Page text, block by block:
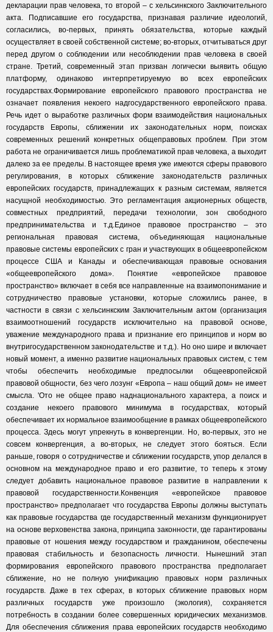
декларации прав человека, то второй – с хельсинкского Заключительного
акта. Подписавшие его государства, признавая различие идеологий,
согласились, во-первых, принять обязательства, которые каждый
осуществляет в своей собственной системе; во-вторых, отчитываться друг
перед другом о соблюдении или несоблюдении прав человека в своей
стране. Третий, современный этап призван логически выявить общую
платформу, одинаково интерпретируемую во всех европейских
государствах.Формирование европейского правового пространства не
означает появления некоего надгосударственного европейского права.
Речь идет о выработке различных форм взаимодействия национальных
государств Европы, сближении их законодательных норм, поисках
современных решений конкретных общеправовых проблем. При этом
работа не ограничивается лишь проблематикой прав человека, а выходит
далеко за ее пределы. В настоящее время уже имеются сферы правового
регулирования, в которых сближение законодательств различных
европейских государств, принадлежащих к разным системам, является
насущной необходимостью. Это регламентация акционерных обществ,
совместных предприятий, передачи технологии, зон свободного
предпринимательства и т.д.Единое правовое пространство – это
региональная правовая система, объединяющая национальные
правовые системы европейских с гран и участвующих в общеевропейском
процессе США и Канады и обеспечивающая правовые основания
«общеевропейского дома». Понятие «европейское правовое
пространство» включает в себя все направленные на взаимопонимание и
сотрудничество правовые установки, которые сложились ранее, в
частности в связи с хельсинкским Заключительным актом (организация
взаимоотношений государств исключительно на правовой основе,
уважение международного права и признание его принципов и норм во
внутригосударственном законодательстве и т.д.). Но оно шире и включает
новый момент, а именно развитие национальных правовых систем, с тем
чтобы обеспечить необходимые предпосылки общеевропейской
правовой общности, без чего лозунг «Европа – наш общий дом» не имеет
смысла. 'Ото не общее право наднационального характера, а поиск и
создание некоего правового минимума в государствах, который
обеспечивает их нормальное взаимообщение в рамках общеевропейского
процесса. Здесь могут упрекнуть в конвергенции. Но, во-первых, это не
совсем конвергенция, а во-вторых, не следует этого бояться. Если
раньше, говоря о сотрудничестве и сближении государств, упор делался в
основном на международное право и его развитие, то теперь к этому
следует добавить национальное правовое развитие в направлении к
правовой государственности.Конвенция «европейское правовое
пространство» предполагает что государства Европы должны выступать
как правовые государства где государственный механизм функционирует
на основе верховенства закона, принципа законности, где гарантированы
правовые от ношения между государством и гражданином, обеспечены
правовая стабильность и безопасность личности. Нынешний этап
формирования европейского правового пространства предполагает
сближение, но не полную унификацию правовых норм различных
государств. Даже в тех сферах, в которых сближение правовых норм
различных государств уже произошло (экология), сохраняется
потребность в создании более совершенных юридических механизмов.
Для обеспечения сближения права европейских государств необходимо